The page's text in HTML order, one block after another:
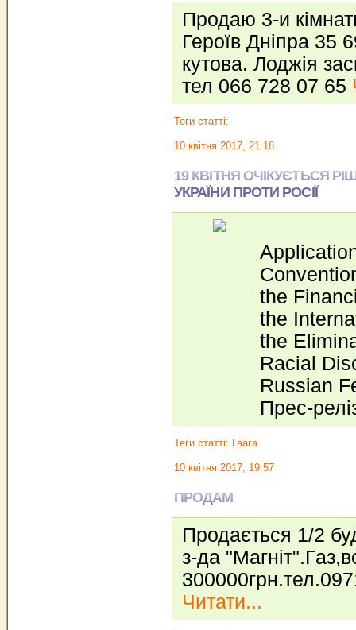
Продаю 3-и
Героїв Дніпра 35
кутова. Лоджія
тел 066 728 07 65
Теги статті:
10 квітня 2017, 21:18
19 КВІТНЯ ОЧІКУЄТЬСЯ
УКРАЇНИ ПРОТИ РОСІЇ
the
the
the
Racial
Russian
Прес-
Теги статті: Гаага
10 квітня 2017, 19:57
ПРОДАМ
Продається 1/2
з-да
Читати...